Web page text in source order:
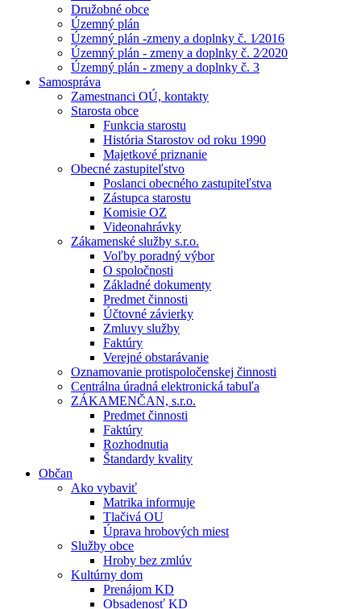
Družobné obce
Územný plán
Územný plán -zmeny a doplnky č. 1⁄2016
Územný plán - zmeny a doplnky č. 2⁄2020
Územný plán - zmeny a doplnky č. 3
Samospráva
Zamestnanci OÚ, kontakty
Starosta obce
Funkcia starostu
História Starostov od roku 1990
Majetkové priznanie
Obecné zastupiteľstvo
Poslanci obecného zastupiteľstva
Zástupca starostu
Komisie OZ
Videonahrávky
Zákamenské služby s.r.o.
Voľby poradný výbor
O spoločnosti
Základné dokumenty
Predmet činnosti
Účtovné závierky
Zmluvy služby
Faktúry
Verejné obstarávanie
Oznamovanie protispoločenskej činnosti
Centrálna úradná elektronická tabuľa
ZÁKAMENČAN, s.r.o.
Predmet činnosti
Faktúry
Rozhodnutia
Štandardy kvality
Občan
Ako vybaviť
Matrika informuje
Tlačivá OU
Úprava hrobových miest
Služby obce
Hroby bez zmlúv
Kultúrny dom
Prenájom KD
Obsadenosť KD